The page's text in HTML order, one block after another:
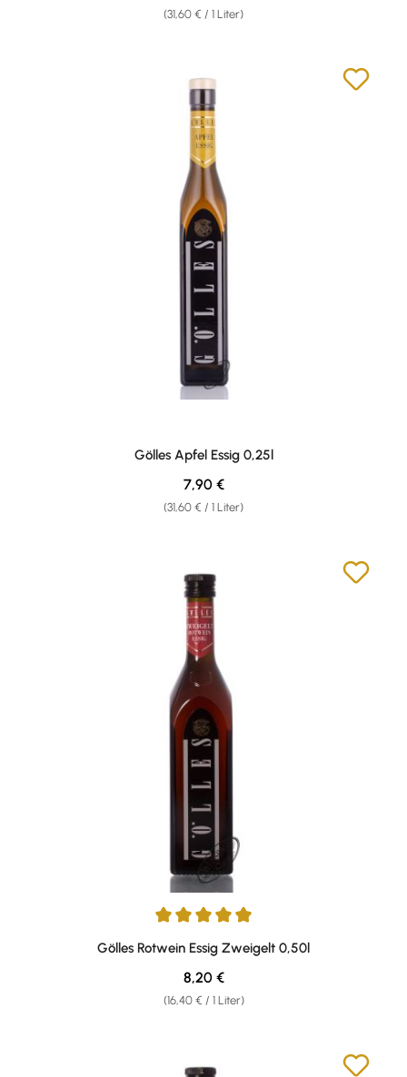
(31,60 € / 1 Liter)
Gölles Apfel Essig 0,25l
(31,60 € / 1 Liter)
Regulärer Preis:
7,90 €
Durchschnittliche Bewertung von 4.88 von 5 Sternen
Gölles Rotwein Essig Zweigelt 0,50l
(16,40 € / 1 Liter)
Regulärer Preis:
8,20 €